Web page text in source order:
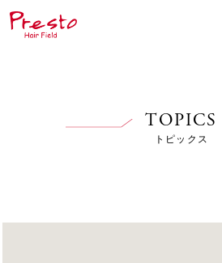
TOPICS
トピックス